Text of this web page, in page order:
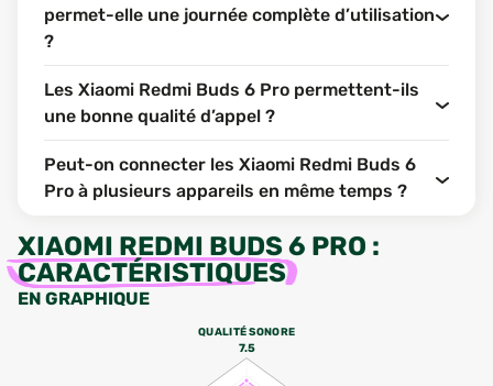
permet-elle une journée complète d’utilisation
?
Les Xiaomi Redmi Buds 6 Pro permettent-ils
une bonne qualité d’appel ?
Peut-on connecter les Xiaomi Redmi Buds 6
Pro à plusieurs appareils en même temps ?
XIAOMI REDMI BUDS 6 PRO :
CARACTÉRISTIQUES
EN GRAPHIQUE
QUALITÉ SONORE
7.5